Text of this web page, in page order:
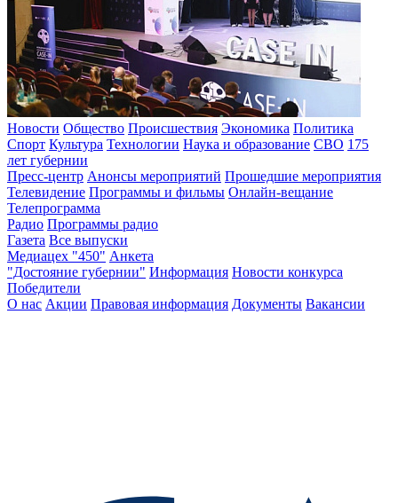
Новости Общество Происшествия Экономика Политика
Спорт Культура Технологии Наука и образование СВО 175
лет губернии
Пресс-центр Анонсы мероприятий Прошедшие мероприятия
Телевидение Программы и фильмы Онлайн-вещание
Телепрограмма
Радио Программы радио
Газета Все выпуски
Медиацех "450" Анкета
"Достояние губернии" Информация Новости конкурса
Победители
О нас Акции Правовая информация Документы Вакансии